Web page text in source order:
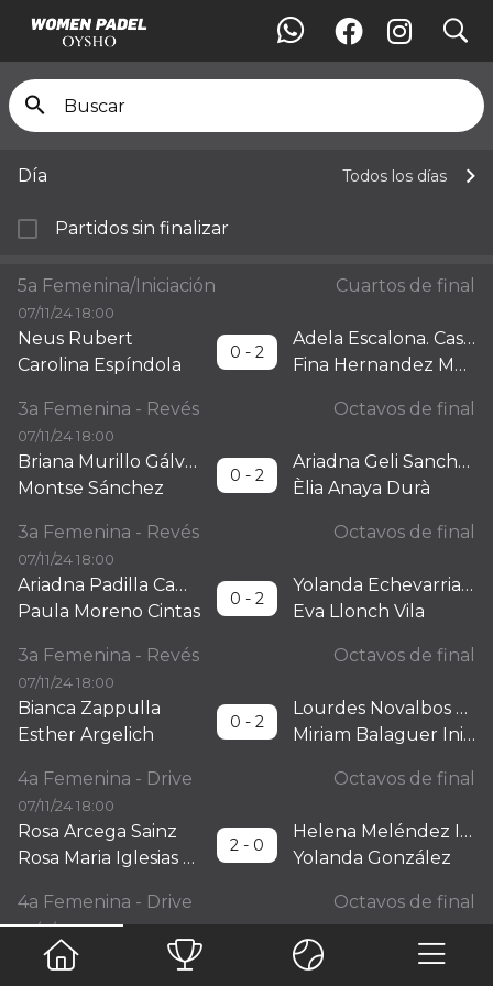
search
Orden de juego
Día Todos los días
Partidos sin finalizar
5a Femenina/Iniciación Cuartos de final
07/11/24 18:00
Neus Rubert
Carolina Espíndola
0 - 2
Adela Escalona. Castellón
Fina Hernandez Martin
3a Femenina - Revés Octavos de final
07/11/24 18:00
Briana Murillo Gálvez
Montse Sánchez
0 - 2
Ariadna Geli Sanchez
Èlia Anaya Durà
3a Femenina - Revés Octavos de final
07/11/24 18:00
Ariadna Padilla Campos
Paula Moreno Cintas
0 - 2
Yolanda Echevarria Delgado
Eva Llonch Vila
3a Femenina - Revés Octavos de final
07/11/24 18:00
Bianca Zappulla
Esther Argelich
0 - 2
Lourdes Novalbos Avilés
Miriam Balaguer Iniesta
4a Femenina - Drive Octavos de final
07/11/24 18:00
Rosa Arcega Sainz
Rosa Maria Iglesias Cucurull
2 - 0
Helena Meléndez Illa
Yolanda González
4a Femenina - Drive Octavos de final
07/11/24 18:00
Olga Domenech Nuñez